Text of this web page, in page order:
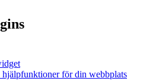
hjälpfunktioner för din webbplats